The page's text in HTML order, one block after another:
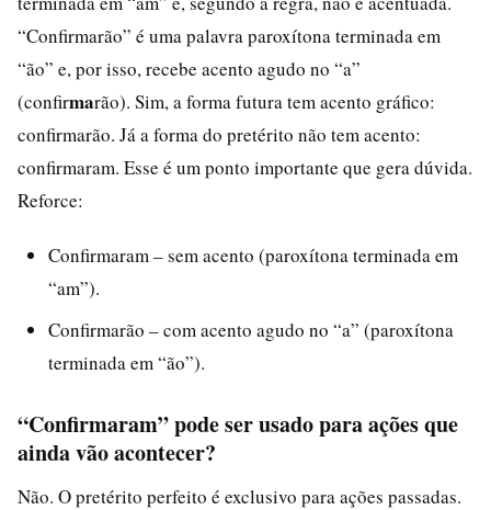
“Confirmarão” é uma palavra paroxítona terminada em
“ão” e, por isso, recebe acento agudo no “a”
(confirmarão). Sim, a forma futura tem acento gráfico:
confirmarão. Já a forma do pretérito não tem acento:
confirmaram. Esse é um ponto importante que gera dúvida.
Reforce:
Confirmaram – sem acento (paroxítona terminada em
“am”).
Confirmarão – com acento agudo no “a” (paroxítona
terminada em “ão”).
“Confirmaram” pode ser usado para ações que
ainda vão acontecer?
Não. O pretérito perfeito é exclusivo para ações passadas.